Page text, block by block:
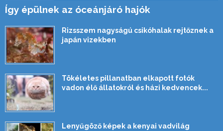
Így épülnek az óceánjáró hajók
Rizsszem nagyságú csikóhalak rejtőznek a
japán vizekben
Tökéletes pillanatban elkapott fotók
vadon élő állatokról és házi kedvencek...
Lenyűgöző képek a kenyai vadvilág